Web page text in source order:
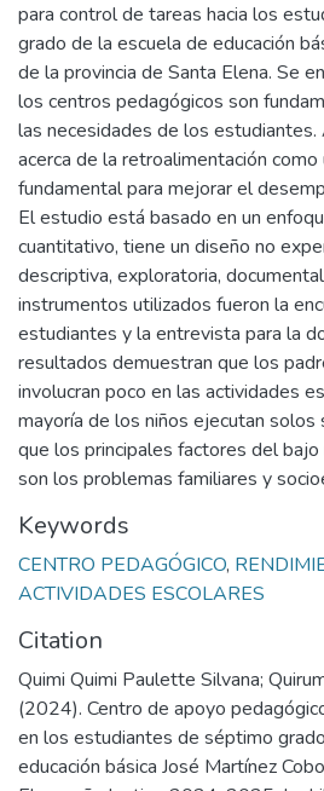
para control de tareas hacia los
grado de la escuela de educación
de la provincia de Santa Elena. Se
los centros pedagógicos son
las necesidades de los
acerca de la retroalimentación como
fundamental para mejorar el
El estudio está basado en un
cuantitativo, tiene un diseño no
descriptiva, exploratoria,
instrumentos utilizados fueron la
estudiantes y la entrevista para la
resultados demuestran que los
involucran poco en las actividades
mayoría de los niños ejecutan solos
que los principales factores del
son los problemas familiares y
Keywords
CENTRO PEDAGÓGICO,
ACTIVIDADES ESCOLARES
Citation
Quimi Quimi Paulette Silvana;
(2024). Centro de apoyo
en los estudiantes de séptimo
educación básica José Martínez